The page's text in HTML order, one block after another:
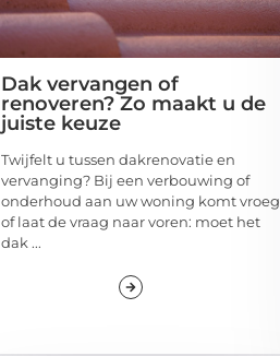
Dak vervangen of
renoveren? Zo maakt u de
juiste keuze
Twijfelt u tussen dakrenovatie en
vervanging? Bij een verbouwing of
onderhoud aan uw woning komt vroeg
of laat de vraag naar voren: moet het
dak ...